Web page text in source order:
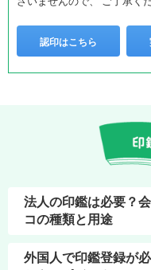
認印はこちら
法人の印鑑は必要？
コの種類と用途
外国人で印鑑登録が